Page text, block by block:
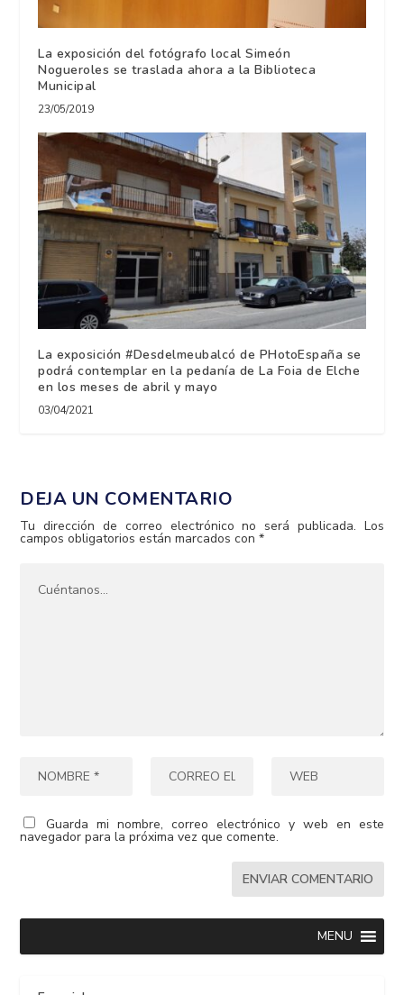
La exposición del fotógrafo local Simeón
Nogueroles se traslada ahora a la Biblioteca
Municipal
23/05/2019
La exposición #Desdelmeubalcó de PHotoEspaña se
podrá contemplar en la pedanía de La Foia de Elche
en los meses de abril y mayo
03/04/2021
DEJA UN COMENTARIO
Tu dirección de correo electrónico no será publicada. Los
campos obligatorios están marcados con*
Guarda mi nombre, correo electrónico y web en este
navegador para la próxima vez que comente.
MENU